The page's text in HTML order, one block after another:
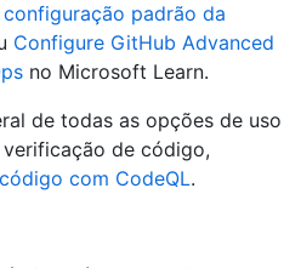
padrão da
Configure GitHub Advanced
no Microsoft Learn.
de todas as opções de uso
de código,
com CodeQL.